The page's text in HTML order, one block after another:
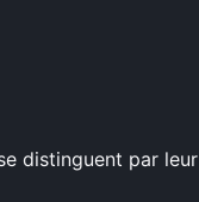
distinguent par